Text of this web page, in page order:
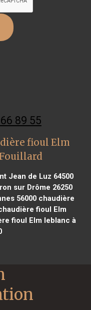
89 55
fioul Elm
Jean de Luz 64500
sur Drôme 26250
56000chaudière
fioul Elm
fioul Elm leblanc à